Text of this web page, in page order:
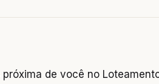
de você no